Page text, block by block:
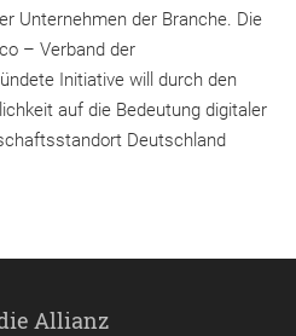
Unternehmen der Branche. Die
– Verband der
Initiative will durch den
auf die Bedeutung digitaler
Deutschland
Allianz